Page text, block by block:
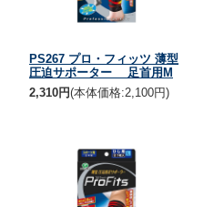
PS267 プロ・フィッツ 薄型
圧迫サポーター 足首用M
2,310円(本体価格:2,100円)